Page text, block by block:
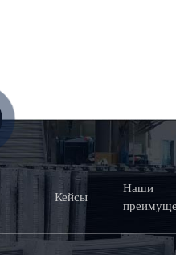
Кейсы
Наши